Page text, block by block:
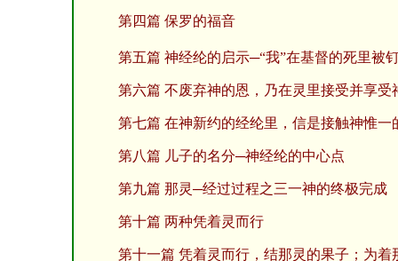
第四篇 保罗的福音
第五篇 神经纶的启示─“我”在基督的死里被
第六篇 不废弃神的恩，乃在灵里接受并享受
第七篇 在神新约的经纶里，信是接触神惟一
第八篇 儿子的名分─神经纶的中心点
第九篇 那灵─经过过程之三一神的终极完成
第十篇 两种凭着灵而行
第十一篇 凭着灵而行，结那灵的果子；为着